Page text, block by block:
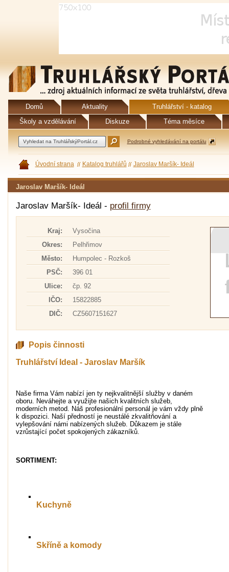
Domů Aktuality
Truhlářství - katalog
Školy a vzdělávání
Diskuze Téma měsíce
Podrobné vyhledávání na portálu
Úvodní strana Katalog truhlářů Jaroslav Maršík- Ideál
Jaroslav Maršík- Ideál
Jaroslav Maršík- Ideál - profil firmy
Kraj:
Vysočina
Okres:
Pelhřimov
Město:
Humpolec - Rozkoš
PSČ:
396 01
Ulice:
čp. 92
IČO:
15822885
DIČ:
CZ5607151627
Popis činnosti
Truhlářství Ideal - Jaroslav Maršík
Naše firma Vám nabízí jen ty nejkvalitnější služby v daném
oboru. Neváhejte a využijte našich kvalitních služeb,
moderních metod. Náš profesionální personál je vám vždy plně
k dispozici. Naší předností je neustálé zkvalitňování a
vylepšování námi nabízených služeb. Důkazem je stále
vzrůstající počet spokojených zákazníků.
SORTIMENT:
Kuchyně
Skříně a komody